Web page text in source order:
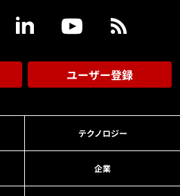
ユーザー登録
テクノロジー
企業